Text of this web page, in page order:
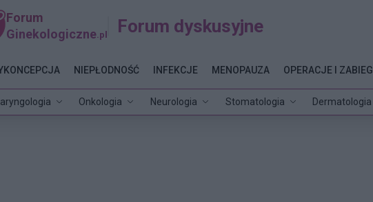
Forum
Ginekologiczne .pl Forum dyskusyjne
Laryngologia Onkologia Neurologia Stomatologia Dermatologia
NIEPŁODNOŚĆ INFEKCJE MENOPAUZA OPERACJE I ZABIEGI